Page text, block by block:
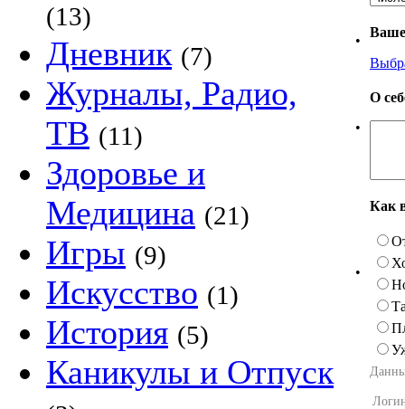
(13)
Дневник (7)
Журналы, Радио,
ТВ (11)
Здоровье и
Медицина (21)
Игры (9)
Искусство (1)
История (5)
Каникулы и Отпуск
•
Ваше
•
О
•
Как